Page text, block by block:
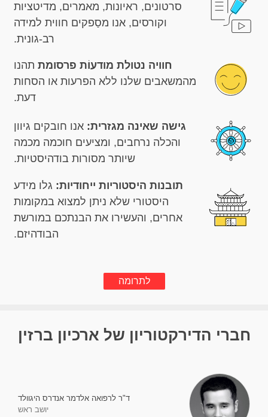
סרטונים, ראיונות, מאמרים, מדיטציות
וקורסים, אנו מסַפקים חווית למידה
רב-גונית.
חוויה נטולת מודעוֹת פרסומת תהנו
מהמשאבים שלנו ללא הפרעות או הסחות
דעת.
גישה שאינה מגזרית: אנו חובקים גיוון
והכלה נרחבים, ומציעים חוכמה מכמה
שיותר מסורות בודהיסטיות.
תובנות היסטוריות ייחודיות: גלו מידע
היסטורי שלא ניתן למצוא במקומות
אחרים, והעשירו את הבנתכם במורשת
הבודהיזם.
לתרומה
חברי הדירקטוריון של ארכיון ברזין
ד"ר לרפואה אלדמר אנדרס היגוולד
יושב ראש